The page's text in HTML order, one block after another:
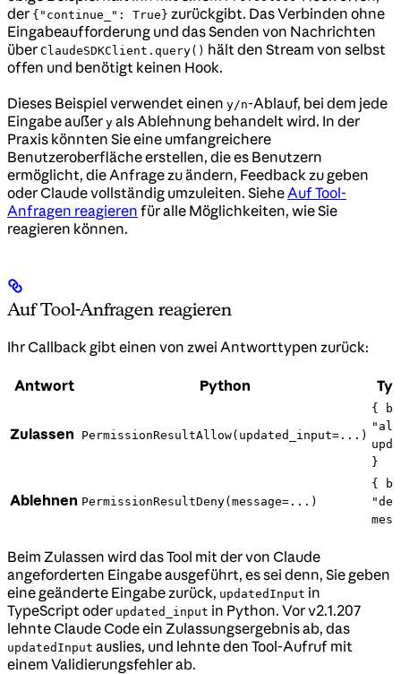
der {"continue_": True} zurückgibt. Das Verbinden ohne
Eingabeaufforderung und das Senden von Nachrichten
über ClaudeSDKClient.query() hält den Stream von selbst
offen und benötigt keinen Hook.
Dieses Beispiel verwendet einen y/n-Ablauf, bei dem jede
Eingabe außer y als Ablehnung behandelt wird. In der
Praxis könnten Sie eine umfangreichere
Benutzeroberfläche erstellen, die es Benutzern
ermöglicht, die Anfrage zu ändern, Feedback zu geben
oder Claude vollständig umzuleiten. SieheAuf Tool-
Anfragen reagieren für alle Möglichkeiten, wie Sie
reagieren können.
Auf Tool-Anfragen reagieren
Ihr Callback gibt einen von zwei Antworttypen zurück:
Antwort Python
Zulassen PermissionResultAllow(updated_input=...)
{
}
Ablehnen PermissionResultDeny(message=...)
{
Beim Zulassen wird das Tool mit der von Claude
angeforderten Eingabe ausgeführt, es sei denn, Sie geben
eine geänderte Eingabe zurück, updatedInput in
TypeScript oder updated_input in Python. Vor v2.1.207
lehnte Claude Code ein Zulassungsergebnis ab, das
updatedInput auslies, und lehnte den Tool-Aufruf mit
einem Validierungsfehler ab.